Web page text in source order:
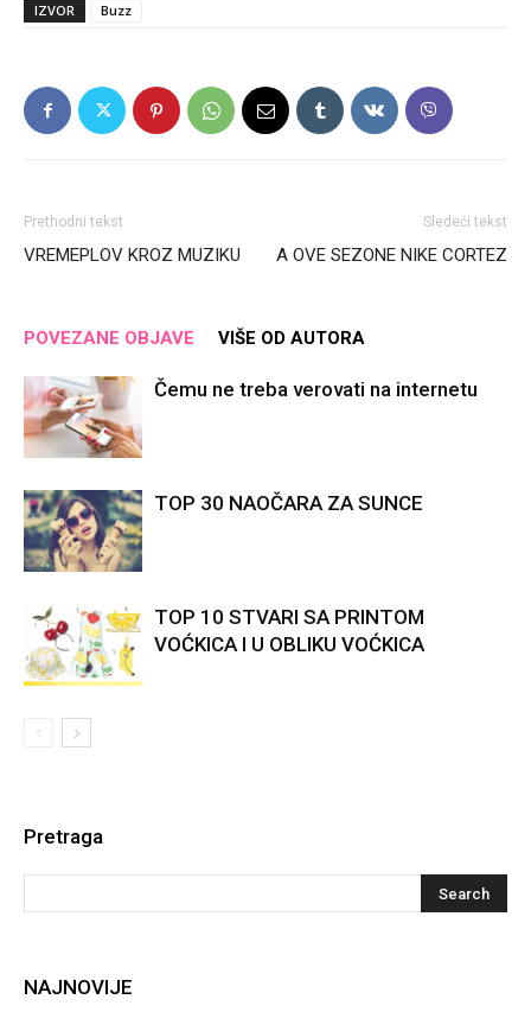
IZVOR Buzz
Prethodni tekst
VREMEPLOV KROZ MUZIKU
Sledeći tekst
A OVE SEZONE NIKE CORTEZ
POVEZANE OBJAVE VIŠE OD AUTORA
Čemu ne treba verovati na internetu
TOP 30 NAOČARA ZA SUNCE
TOP 10 STVARI SA PRINTOM
VOĆKICA I U OBLIKU VOĆKICA
Pretraga
NAJNOVIJE